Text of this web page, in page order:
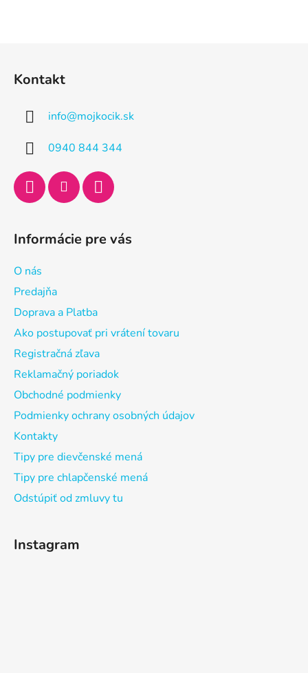
Kontakt
info@mojkocik.sk
0940 844 344
Informácie pre vás
O nás
Predajňa
Doprava a Platba
Ako postupovať pri vrátení tovaru
Registračná zľava
Reklamačný poriadok
Obchodné podmienky
Podmienky ochrany osobných údajov
Kontakty
Tipy pre dievčenské mená
Tipy pre chlapčenské mená
Odstúpiť od zmluvy tu
Instagram